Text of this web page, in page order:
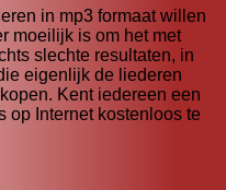
in mp3 formaat willen
moeilijk is om het met
slechte resultaten, in
eigenlijk de liederen
Kent iedereen een
op Internet kostenloos te